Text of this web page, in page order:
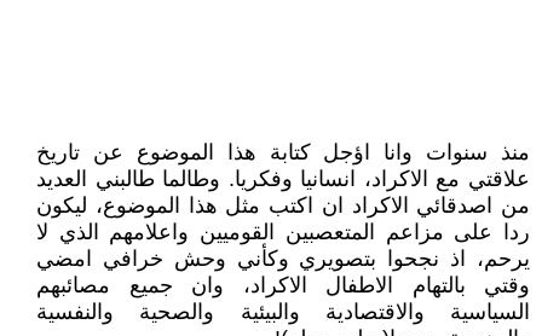
منذ سنوات وانا اؤجل كتابة هذا الموضوع عن تاريخ
علاقتي مع الاكراد، انسانيا وفكريا. وطالما طالبني العديد
من اصدقائي الاكراد ان اكتب مثل هذا الموضوع، ليكون
ردا على مزاعم المتعصبين القوميين واعلامهم الذي لا
يرحم، اذ نجحوا بتصويري وكأني وحش خرافي امضي
وقتي بالتهام الاطفال الاكراد، وان جميع مصائبهم
السياسية والاقتصادية والبيئية والصحية والنفسية